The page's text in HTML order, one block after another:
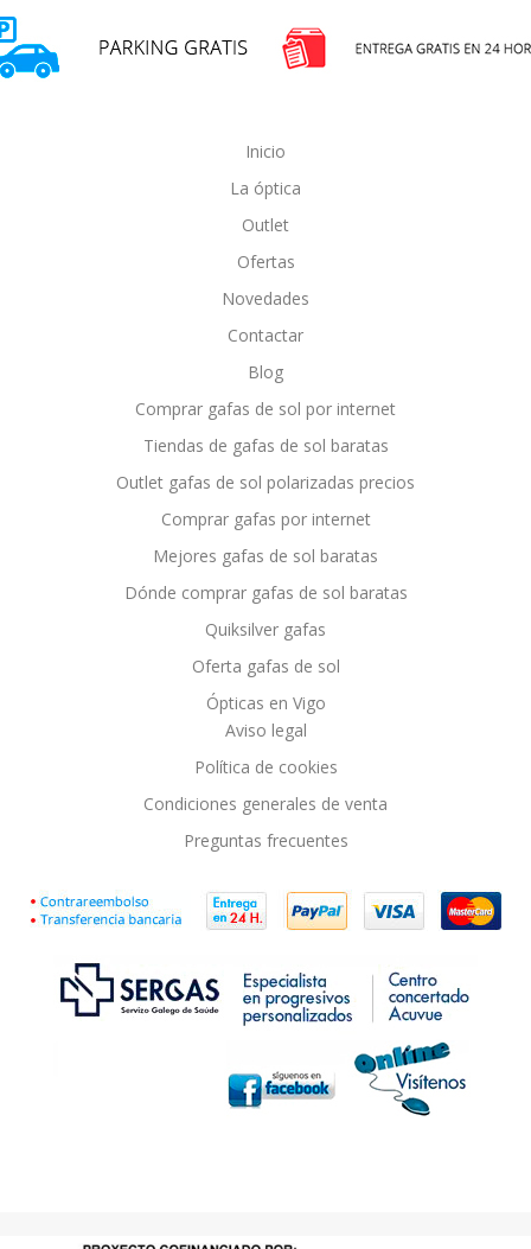
Inicio
La óptica
Outlet
Ofertas
Novedades
Contactar
Blog
Comprar gafas de sol por internet
Tiendas de gafas de sol baratas
Outlet gafas de sol polarizadas precios
Comprar gafas por internet
Mejores gafas de sol baratas
Dónde comprar gafas de sol baratas
Quiksilver gafas
Oferta gafas de sol
Ópticas en Vigo
Aviso legal
Política de cookies
Condiciones generales de venta
Preguntas frecuentes